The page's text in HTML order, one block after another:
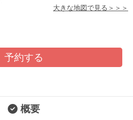
大きな地図で見る＞＞＞
予約する
概要